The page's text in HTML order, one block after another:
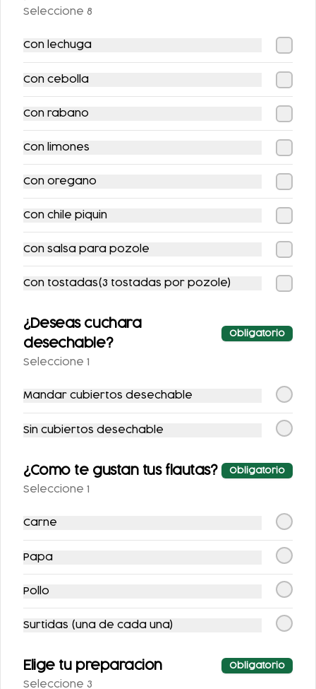
QUESADILLA
$56.00 $123.00
$104.00
GUISADO
$69.00
QUESILLO Y
Seleccione 8
Con lechuga
Con cebolla
Con rabano
Con limones
Con oregano
Con chile piquin
Con salsa para pozole
Con tostadas(3 tostadas por pozole)
¿Deseas cuchara
desechable?
Obligatorio
Seleccione 1
Mandar cubiertos desechable
Sin cubiertos desechable
¿Como te gustan tus flautas? Obligatorio
Seleccione 1
Carne
Papa
Pollo
Surtidas (una de cada una)
Elige tu preparacion Obligatorio
Seleccione 3